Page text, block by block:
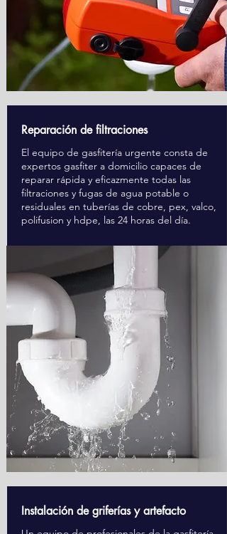
Reparación de filtraciones
El equipo de gasfitería urgente consta de
expertos gasfiter a domicilio capaces de
reparar rápida y eficazmente todas las
filtraciones y fugas de agua potable o
residuales en tuberías de cobre, pex, valco,
polifusion y hdpe, las 24 horas del día.
Instalación de griferías y artefacto